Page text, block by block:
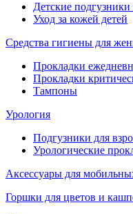
Детские
Уход за кожей детей
Средства гигиены для
Прокладки
Прокладки
Тампоны
Урология
Подгузники для
Урологические
Аксессуары для
Горшки для цветов и